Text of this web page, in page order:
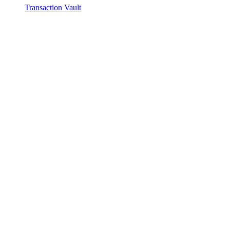
Transaction Vault